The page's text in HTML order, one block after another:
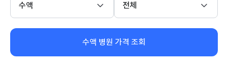
수액 전체
수액 병원 가격 조회